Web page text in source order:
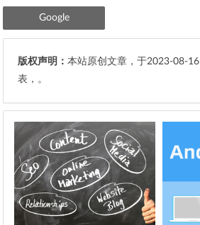
Google
版权声明：本站原创文章，于2023-08-16
表，。